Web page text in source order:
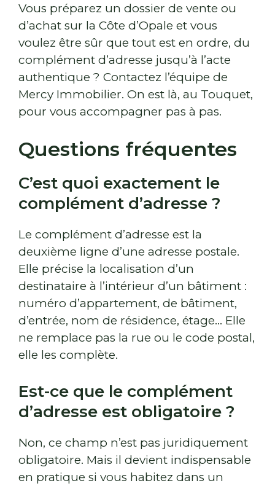
Vous préparez un dossier de vente ou
d’achat sur la Côte d’Opale et vous
voulez être sûr que tout est en ordre, du
complément d’adresse jusqu’à l’acte
authentique ? Contactez l’équipe de
Mercy Immobilier. On est là, au Touquet,
pour vous accompagner pas à pas.
Questions fréquentes
C’est quoi exactement le
complément d’adresse ?
Le complément d’adresse est la
deuxième ligne d’une adresse postale.
Elle précise la localisation d’un
destinataire à l’intérieur d’un bâtiment :
numéro d’appartement, de bâtiment,
d’entrée, nom de résidence, étage… Elle
ne remplace pas la rue ou le code postal,
elle les complète.
Est-ce que le complément
d’adresse est obligatoire ?
Non, ce champ n’est pas juridiquement
obligatoire. Mais il devient indispensable
en pratique si vous habitez dans un